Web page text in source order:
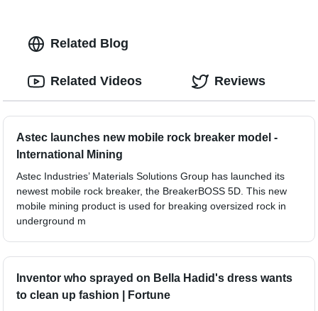
Related Blog
Astec launches new mobile rock breaker model -
International Mining
Astec Industries’ Materials Solutions Group has launched its
newest mobile rock breaker, the BreakerBOSS 5D. This new
mobile mining product is used for breaking oversized rock in
underground m
Inventor who sprayed on Bella Hadid's dress wants
to clean up fashion | Fortune
Related Videos Reviews